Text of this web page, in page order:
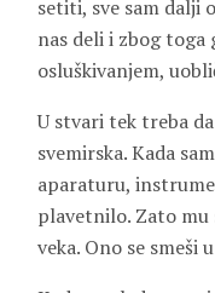
setiti, sve sam dalji
nas deli i zbog toga
osluškivanjem,
U stvari tek treba
svemirska. Kada
aparaturu,
plavetnilo. Zato mu
veka. Ono se smeši